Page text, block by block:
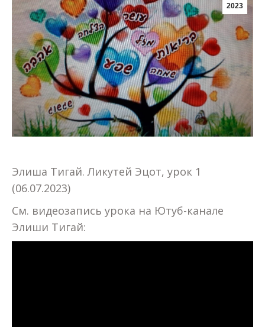
2023
Элиша Тигай. Ликутей Эцот, урок 1
(06.07.2023)
См. видеозапись урока на Ютуб-канале
Элиши Тигай: